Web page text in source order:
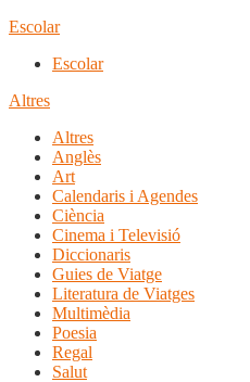
Escolar
Escolar
Altres
Altres
Anglès
Art
Calendaris i Agendes
Ciència
Cinema i Televisió
Diccionaris
Guies de Viatge
Literatura de Viatges
Multimèdia
Poesia
Regal
Salut